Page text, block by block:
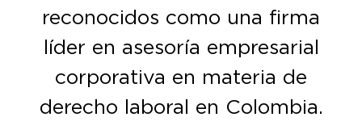
reconocidos como una firma
líder en asesoría empresarial
corporativa en materia de
derecho laboral en Colombia.